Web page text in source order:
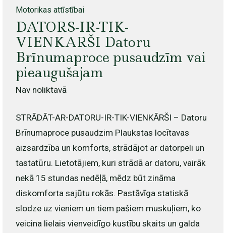
Motorikas attīstībai
DATORS-IR-TIK-
VIENKARŠI Datoru
Brīnumaproce pusaudzīm vai
pieaugušajam
Nav noliktavā
STRĀDĀT-AR-DATORU-IR-TIK-VIENKĀRŠI – Datoru
Brīnumaproce pusaudzim Plaukstas locītavas
aizsardzība un komforts, strādājot ar datorpeli un
tastatūru. Lietotājiem, kuri strādā ar datoru, vairāk
nekā 15 stundas nedēļā, mēdz būt zināma
diskomforta sajūtu rokās. Pastāvīga statiskā
slodze uz vieniem un tiem pašiem muskuļiem, ko
veicina lielais vienveidīgo kustību skaits un galda